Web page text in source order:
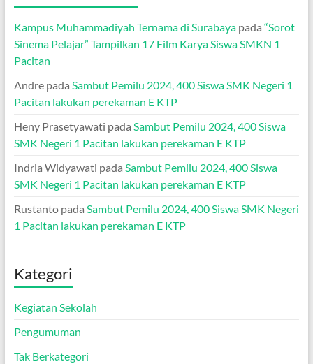
Kampus Muhammadiyah Ternama di Surabayapada “Sorot
Sinema Pelajar” Tampilkan 17 Film Karya Siswa SMKN 1
Pacitan
Andrepada Sambut Pemilu 2024, 400 Siswa SMK Negeri 1
Pacitan lakukan perekaman E KTP
Heny Prasetyawati pada Sambut Pemilu 2024, 400 Siswa
SMK Negeri 1 Pacitan lakukan perekaman E KTP
Indria Widyawati pada Sambut Pemilu 2024, 400 Siswa
SMK Negeri 1 Pacitan lakukan perekaman E KTP
Rustantopada Sambut Pemilu 2024, 400 Siswa SMK Negeri
1 Pacitan lakukan perekaman E KTP
Kategori
Kegiatan Sekolah
Pengumuman
Tak Berkategori